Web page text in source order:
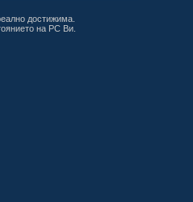
достижима.
на PC Ви.